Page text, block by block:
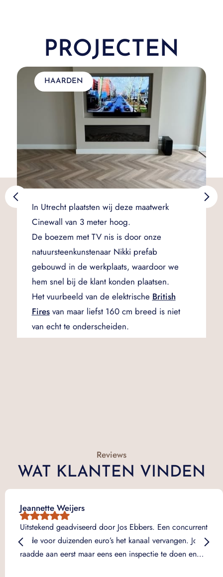
PROJECTEN
HAARDEN
In Utrecht plaatsten wij deze maatwerk
Cinewall van 3 meter hoog.
De boezem met TV nis is door onze
natuursteenkunstenaar Nikki prefab
gebouwd in de werkplaats, waardoor we
hem snel bij de klant konden plaatsen.
Het vuurbeeld van de elektrische British
Firesvan maar liefst 160 cm breed is niet
van echt te onderscheiden.
Reviews
WAT KLANTEN VINDEN
Jeannette Weijers
Uitstekend geadviseerd door Jos Ebbers. Een concurrent
wilde voor duizenden euro’s het kanaal vervangen. Jos
raadde aan eerst maar eens een inspectie te doen en…